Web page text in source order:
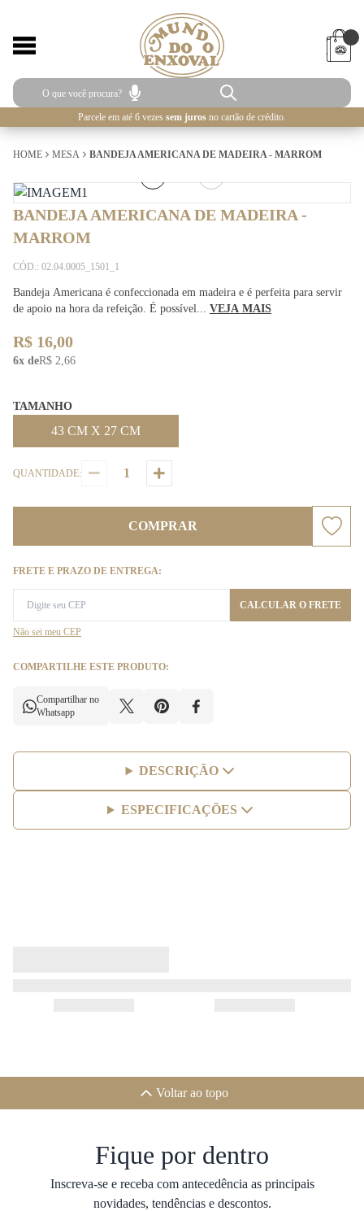
Parcele em até 6 vezes sem juros no cartão de crédito.
HOME MESA BANDEJA AMERICANA DE MADEIRA - MARROM
BANDEJA AMERICANA DE MADEIRA -
MARROM
CÓD.: 02.04.0005_1501_1
Bandeja Americana é confeccionada em madeira e é perfeita para servir
de apoio na hora da refeição. É possível... VEJA MAIS
R$ 16,00
6x deR$ 2,66
TAMANHO
43 CM X 27 CM
QUANTIDADE:
COMPRAR
FRETE E PRAZO DE ENTREGA:
CALCULAR O FRETE
Não sei meu CEP
COMPARTILHE ESTE PRODUTO:
Compartilhar no
Whatsapp
DESCRIÇÃO
ESPECIFICAÇÕES
Voltar ao topo
Fique por dentro
Inscreva-se e receba com antecedência as principais
novidades, tendências e descontos.